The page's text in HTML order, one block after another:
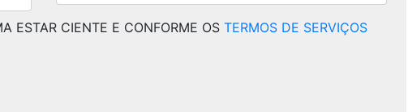
ESTAR CIENTE E CONFORME OS TERMOS DE SERVIÇOS